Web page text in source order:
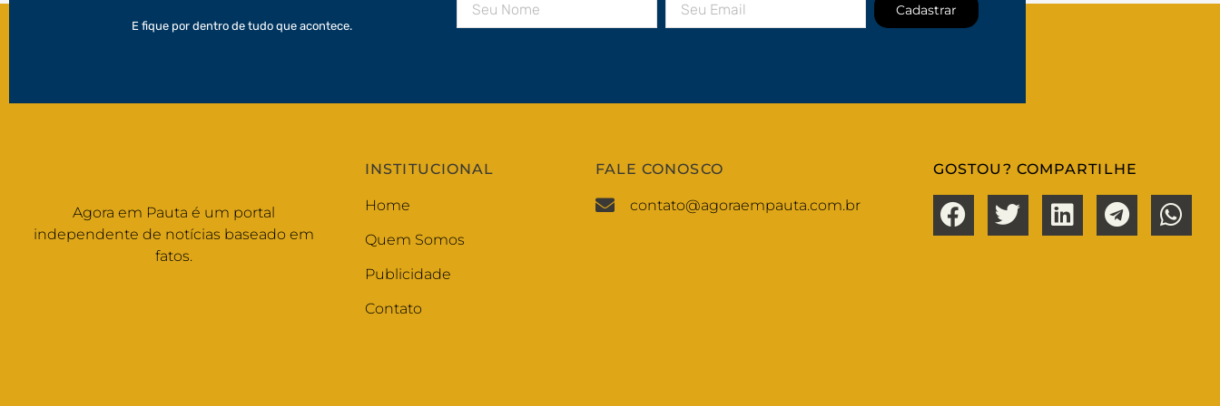
E fique por dentro de tudo que acontece.
Cadastrar
Agora em Pauta é um portal
independente de notícias baseado em
fatos.
INSTITUCIONAL
Home
Quem Somos
Publicidade
Contato
FALE CONOSCO
contato@agoraempauta.com.br
GOSTOU? COMPARTILHE